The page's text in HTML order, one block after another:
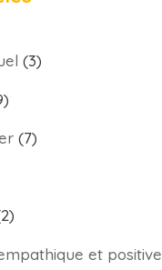
(3)
(7)
et positive